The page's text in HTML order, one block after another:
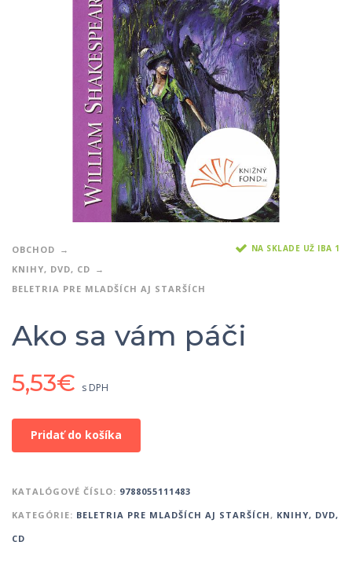
OBCHOD
KNIHY, DVD, CD
BELETRIA PRE MLADŠÍCH AJ STARŠÍCH
NA SKLADE UŽ IBA 1
Ako sa vám páči
5,53€ s DPH
Pridať do košíka
KATALÓGOVÉ ČÍSLO: 9788055111483
KATEGÓRIE: BELETRIA PRE MLADŠÍCH AJ STARŠÍCH, KNIHY, DVD,
CD